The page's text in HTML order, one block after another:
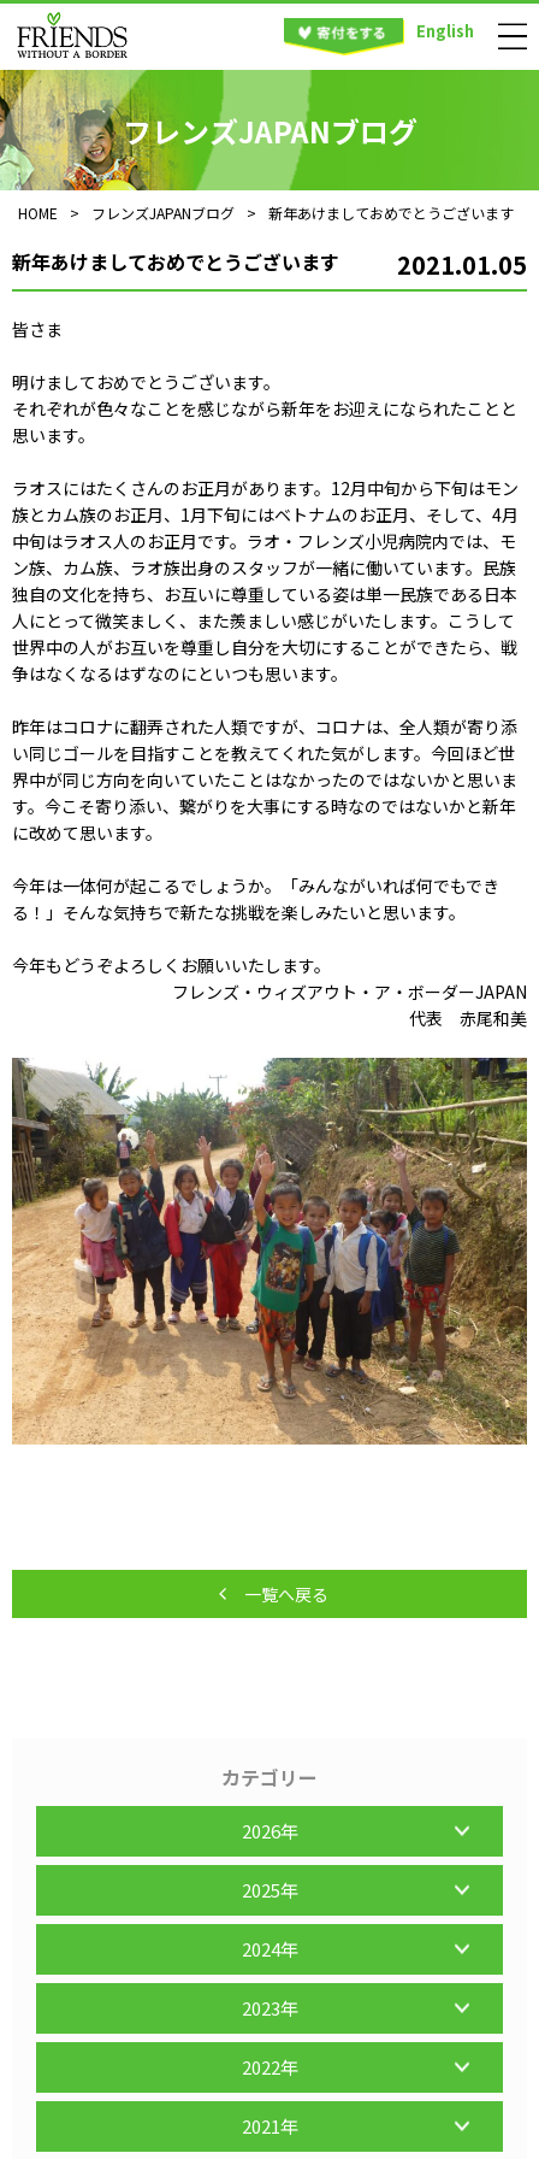
English
フレンズJAPANブログ
HOME > フレンズJAPANブログ > 新年あけましておめでとうございます
新年あけましておめでとうございます 2021.01.05
皆さま
明けましておめでとうございます。
それぞれが色々なことを感じながら新年をお迎えになられたことと
思います。
ラオスにはたくさんのお正月があります。12月中旬から下旬はモン
族とカム族のお正月、1月下旬にはベトナムのお正月、そして、4月
中旬はラオス人のお正月です。ラオ・フレンズ小児病院内では、モ
ン族、カム族、ラオ族出身のスタッフが一緒に働いています。民族
独自の文化を持ち、お互いに尊重している姿は単一民族である日本
人にとって微笑ましく、また羨ましい感じがいたします。こうして
世界中の人がお互いを尊重し自分を大切にすることができたら、戦
争はなくなるはずなのにといつも思います。
昨年はコロナに翻弄された人類ですが、コロナは、全人類が寄り添
い同じゴールを目指すことを教えてくれた気がします。今回ほど世
界中が同じ方向を向いていたことはなかったのではないかと思いま
す。今こそ寄り添い、繋がりを大事にする時なのではないかと新年
に改めて思います。
今年は一体何が起こるでしょうか。「みんながいれば何でもでき
る！」そんな気持ちで新たな挑戦を楽しみたいと思います。
今年もどうぞよろしくお願いいたします。
フレンズ・ウィズアウト・ア・ボーダーJAPAN
代表 赤尾和美
一覧へ戻る
カテゴリー
2026年
2025年
2024年
2023年
2022年
2021年